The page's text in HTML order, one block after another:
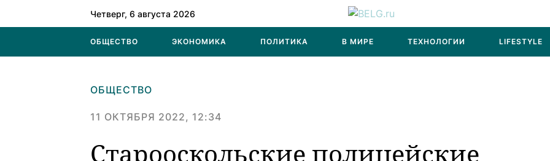
Четверг, 6 августа 2026
ОБЩЕСТВО ЭКОНОМИКА ПОЛИТИКА В МИРЕ ТЕХНОЛОГИИ LIFESTYLE
ОБЩЕСТВО
11 ОКТЯБРЯ 2022, 12:34
Старооскольские полицейские